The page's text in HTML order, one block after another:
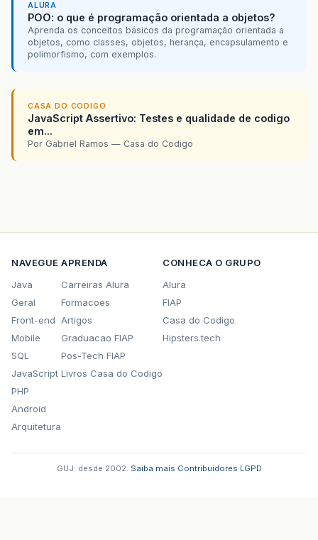
ALURA
POO: o que é programação orientada a objetos?
Aprenda os conceitos básicos da programação orientada a
objetos, como classes, objetos, herança, encapsulamento e
polimorfismo, com exemplos.
CASA DO CODIGO
JavaScript Assertivo: Testes e qualidade de codigo
em...
Por Gabriel Ramos — Casa do Codigo
NAVEGUE
Java
Geral
Front-end
Mobile
SQL
JavaScript
PHP
Android
Arquitetura
APRENDA
Carreiras Alura
Formacoes
Artigos
Graduacao FIAP
Pos-Tech FIAP
Livros Casa do Codigo
CONHECA O GRUPO
Alura
FIAP
Casa do Codigo
Hipsters.tech
GUJ: desde 2002. Saiba mais Contribuidores LGPD